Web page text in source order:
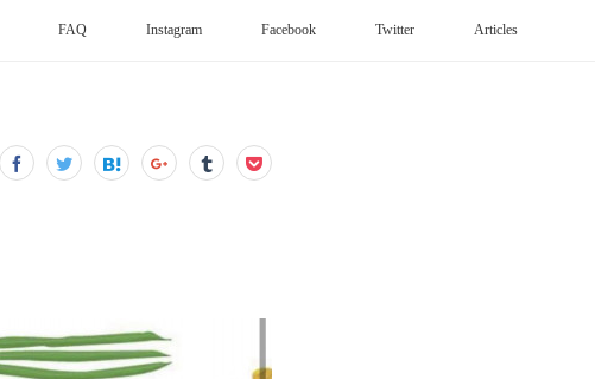
FAQ Instagram Facebook Twitter Articles